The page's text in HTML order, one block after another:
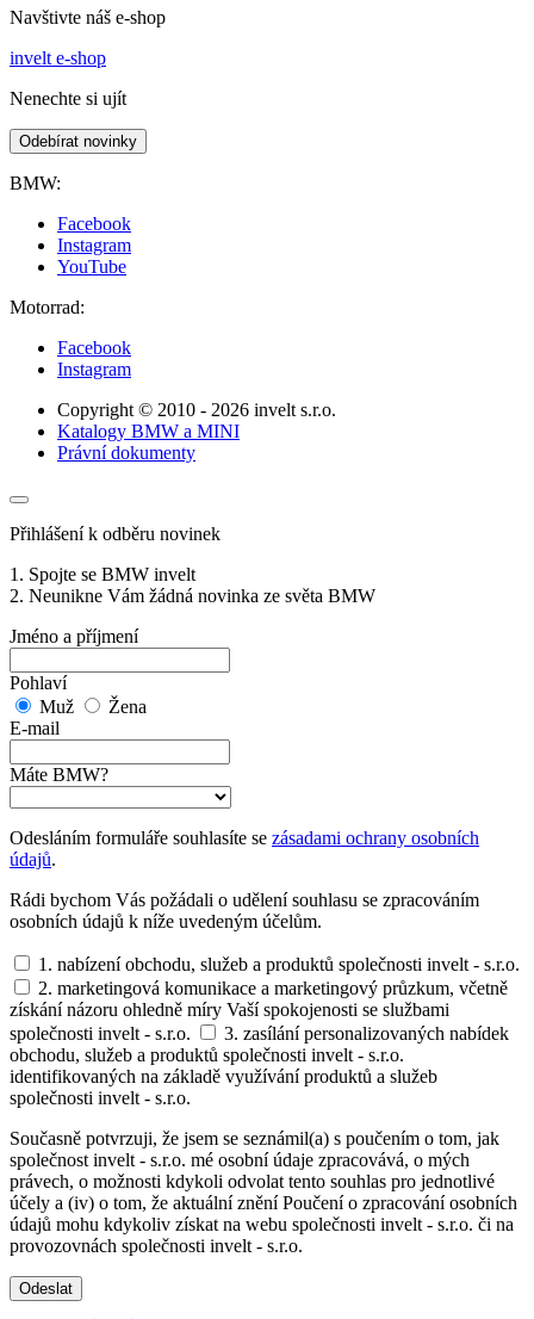
Navštivte náš e-shop
invelt e-shop
Nenechte si ujít
Odebírat novinky
BMW:
Facebook
Instagram
YouTube
Motorrad:
Facebook
Instagram
Copyright © 2010 - 2026 invelt s.r.o.
Katalogy BMW a MINI
Právní dokumenty
Přihlášení k odběru novinek
1. Spojte se BMW invelt
2. Neunikne Vám žádná novinka ze světa BMW
Jméno a příjmení
Pohlaví
Muž
Žena
E-mail
Máte BMW?
Odesláním formuláře souhlasíte se zásadami ochrany osobních
údajů.
Rádi bychom Vás požádali o udělení souhlasu se zpracováním
osobních údajů k níže uvedeným účelům.
1. nabízení obchodu, služeb a produktů společnosti invelt - s.r.o.
2. marketingová komunikace a marketingový průzkum, včetně
získání názoru ohledně míry Vaší spokojenosti se službami
společnosti invelt - s.r.o.
3. zasílání personalizovaných nabídek
obchodu, služeb a produktů společnosti invelt - s.r.o.
identifikovaných na základě využívání produktů a služeb
společnosti invelt - s.r.o.
Současně potvrzuji, že jsem se seznámil(a) s poučením o tom, jak
společnost invelt - s.r.o. mé osobní údaje zpracovává, o mých
právech, o možnosti kdykoli odvolat tento souhlas pro jednotlivé
účely a (iv) o tom, že aktuální znění Poučení o zpracování osobních
údajů mohu kdykoliv získat na webu společnosti invelt - s.r.o. či na
provozovnách společnosti invelt - s.r.o.
Odeslat